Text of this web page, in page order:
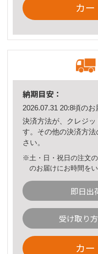
カ
納期目安：
2026.07.31 20:8頃のお
決済方法が、クレジ
す。その他の決済方法
さい。
※土・日・祝日の注文
のお届けにお時間を
即日出
受け取り
カ